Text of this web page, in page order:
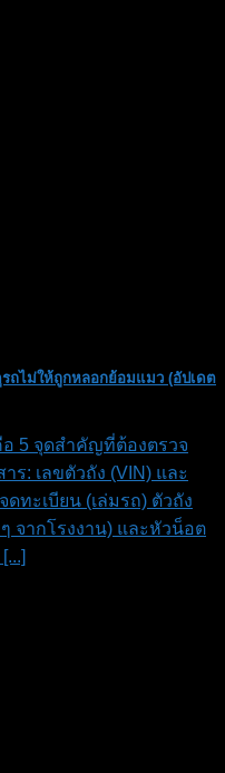
ถไม่ให้ถูกหลอกย้อมแมว (อัปเดต
5 จุดสำคัญที่ต้องตรวจ
ร: เลขตัวถัง (VIN) และ
ทะเบียน (เล่มรถ) ตัวถัง
จากโรงงาน) และหัวน็อต